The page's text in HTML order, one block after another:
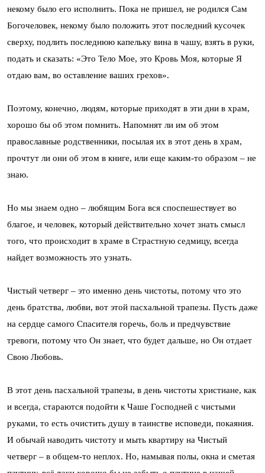
некому было его исполнить. Пока не пришел, не родился Сам
Богочеловек, некому было положить этот последний кусочек
сверху, подлить последнюю капельку вина в чашу, взять в руки,
подать и сказать: «Это Тело Мое, это Кровь Моя, которые Я
отдаю вам, во оставление ваших грехов».
Поэтому, конечно, людям, которые приходят в эти дни в храм,
хорошо бы об этом помнить. Напомнят ли им об этом
православные родственники, посылая их в этот день в храм,
прочтут ли они об этом в книге, или еще каким-то образом – не
знаю.
Но мы знаем одно – любящим Бога вся споспешествует во
благое, и человек, который действительно хочет знать смысл
того, что происходит в храме в Страстную седмицу, всегда
найдет возможность это узнать.
Чистый четверг – это именно день чистоты, потому что это
день братства, любви, вот этой пасхальной трапезы. Пусть даже
на сердце самого Спасителя горечь, боль и предчувствие
тревоги, потому что Он знает, что будет дальше, но Он отдает
Свою Любовь.
В этот день пасхальной трапезы, в день чистоты христиане, как
и всегда, стараются подойти к Чаше Господней с чистыми
руками, то есть очистить душу в таинстве исповеди, покаяния.
И обычай наводить чистоту и мыть квартиру на Чистый
четверг – в общем-то неплох. Но, намывая полы, окна и сметая